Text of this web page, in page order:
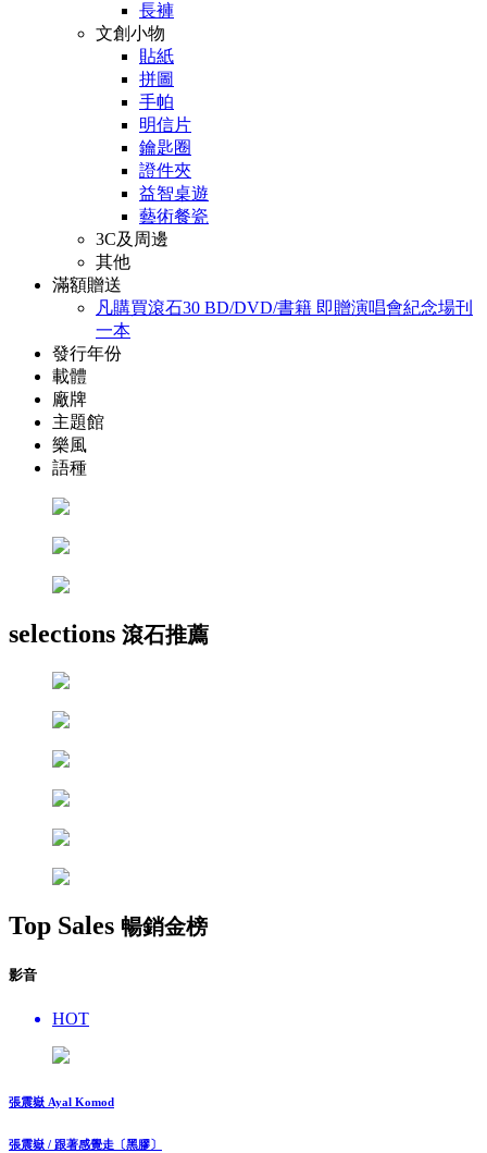
長褲
文創小物
貼紙
拼圖
手帕
明信片
鑰匙圈
證件夾
益智桌遊
藝術餐瓷
3C及周邊
其他
滿額贈送
凡購買滾石30 BD/DVD/書籍 即贈演唱會紀念場刊
一本
發行年份
載體
廠牌
主題館
樂風
語種
selections 滾石推薦
Top Sales 暢銷金榜
影音
HOT
張震嶽 Ayal Komod
張震嶽 / 跟著感覺走〔黑膠〕